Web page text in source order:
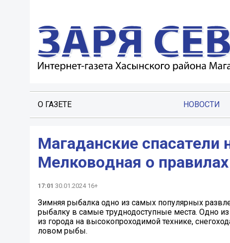
О ГАЗЕТЕ НОВОСТИ
Магаданские
Мелковoдная о
17:01 30.01.2024 16+
Зимняя рыбалка одно из самых популярных
рыбалку в самые труднодоступные места. Одно
из города на высокопроходимой технике,
ловом рыбы.